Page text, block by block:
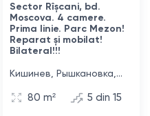
Sector Rîșcani, bd.
Moscova. 4 camere.
Prima linie. Parc Mezon!
Reparat și mobilat!
Bilateral!!!
Кишинев, Рышкановка,
80 m² 5 din 15